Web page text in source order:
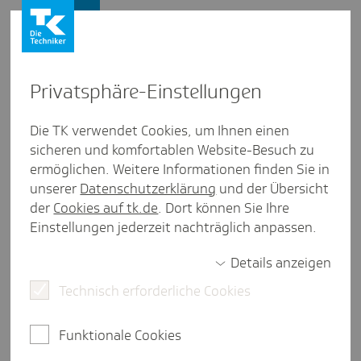
Kind­krank per Telefon jetzt
dauer­haft möglich
Um Eltern und Arztpraxen zu entlasten, wurde die
"Kindkrankschreibung" geschaffen. Die galt
zunächst befristet und wurde jetzt dauerhaft
Privat­sphäre-Einstel­lungen
Die TK verwendet Cookies, um Ihnen einen
sicheren und komfortablen Website-Besuch zu
ermöglichen. Weitere Informationen finden Sie in
unserer Datenschutzerklärung und der Übersicht
der Cookies auf tk.de. Dort können Sie Ihre
Einstellungen jederzeit nachträglich anpassen.
Details anzeigen
Technisch erforderliche Cookies
Funktionale Cookies